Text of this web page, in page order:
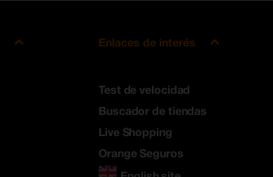
Enlaces de interés
Test de velocidad
Buscador de tiendas
Live Shopping
Orange Seguros